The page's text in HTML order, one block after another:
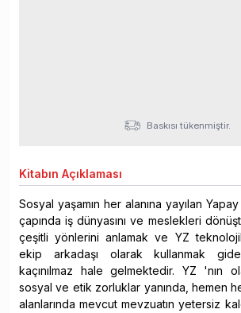
Baskısı tükenmiştir.
Kitabın Açıklaması
Sosyal yaşamın her alanına yayılan
çapında iş dünyasını ve meslekleri
çeşitli yönlerini anlamak ve YZ
ekip arkadaşı olarak kullanmak
kaçınılmaz hale gelmektedir. YZ 'nın
sosyal ve etik zorluklar yanında, hemen
alanlarında mevcut mevzuatın yetersiz